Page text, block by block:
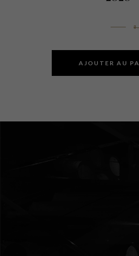
AJOUTER AU